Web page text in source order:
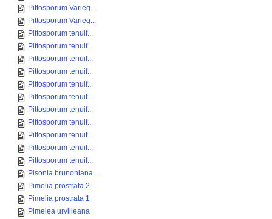
Pittosporum Varieg...
Pittosporum Varieg...
Pittosporum tenuif...
Pittosporum tenuif...
Pittosporum tenuif...
Pittosporum tenuif...
Pittosporum tenuif...
Pittosporum tenuif...
Pittosporum tenuif...
Pittosporum tenuif...
Pittosporum tenuif...
Pittosporum tenuif...
Pittosporum tenuif...
Pisonia brunoniana...
Pimelia prostrata 2
Pimelia prostrata 1
Pimelea urvilleana